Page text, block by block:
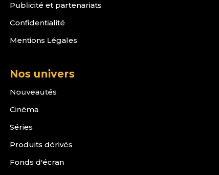
Publicité et partenariats
Confidentialité
Mentions Légales
Nos univers
Nouveautés
Cinéma
Séries
Produits dérivés
Fonds d'écran